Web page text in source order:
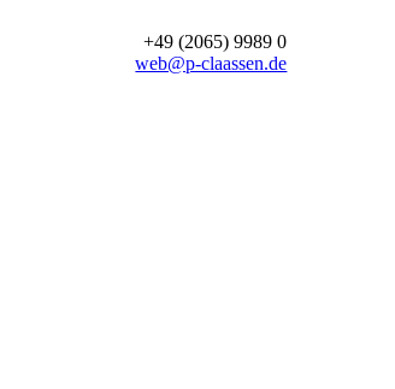
+49 (2065) 9989 0
web@p-claassen.de